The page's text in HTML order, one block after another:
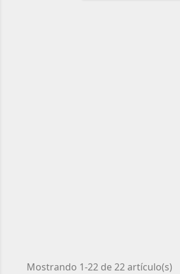
Mostrando 1-22 de 22 artículo(s)